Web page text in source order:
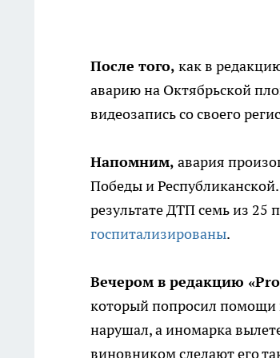
После того, как в
аварию на Октябрьской
видеозапись со своего
Напомним, авария
Победы и Республиканской.
результате ДТП семь из 25
госпитализированы.
Вечером в редакцию
который попросил помощи
нарушал, а иномарка
виновником сделают его